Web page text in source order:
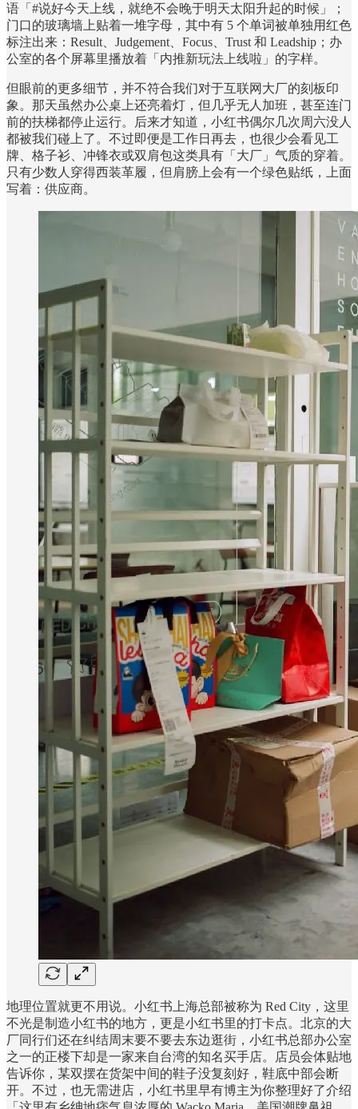
语「#说好今天上线，就绝不会晚于明天太阳升起的时候」；
门口的玻璃墙上贴着一堆字母，其中有 5 个单词被单独用红色
标注出来：Result、Judgement、Focus、Trust 和 Leadship；办
公室的各个屏幕里播放着「内推新玩法上线啦」的字样。
但眼前的更多细节，并不符合我们对于互联网大厂的刻板印
象。那天虽然办公桌上还亮着灯，但几乎无人加班，甚至连门
前的扶梯都停止运行。后来才知道，小红书偶尔几次周六没人
都被我们碰上了。不过即便是工作日再去，也很少会看见工
牌、格子衫、冲锋衣或双肩包这类具有「大厂」气质的穿着。
只有少数人穿得西装革履，但肩膀上会有一个绿色贴纸，上面
写着：供应商。
地理位置就更不用说。小红书上海总部被称为 Red City，这里
不光是制造小红书的地方，更是小红书里的打卡点。北京的大
厂同行们还在纠结周末要不要去东边逛街，小红书总部办公室
之一的正楼下却是一家来自台湾的知名买手店。店员会体贴地
告诉你，某双摆在货架中间的鞋子没复刻好，鞋底中部会断
开。不过，也无需进店，小红书里早有博主为你整理好了介绍